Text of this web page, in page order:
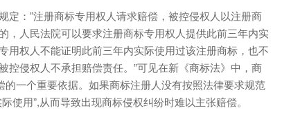
：”注册商标专用权人请求赔偿，被控侵权人以注册商
，人民法院可以要求注册商标专用权人提供此前三年内实
用权人不能证明此前三年内实际使用过该注册商标，也不
控侵权人不承担赔偿责任。”可见在新《商标法》中，商
的一个重要依据。如果商标注册人没有按照法律要求规范
使用”,从而导致出现商标侵权纠纷时难以主张赔偿。